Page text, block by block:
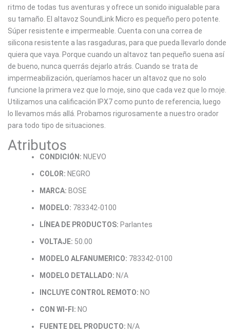
ritmo de todas tus aventuras y ofrece un sonido inigualable para
su tamaño. El altavoz SoundLink Micro es pequeño pero potente.
Súper resistente e impermeable. Cuenta con una correa de
silicona resistente a las rasgaduras, para que pueda llevarlo donde
quiera que vaya. Porque cuando un altavoz tan pequeño suena así
de bueno, nunca querrás dejarlo atrás. Cuando se trata de
impermeabilización, queríamos hacer un altavoz que no solo
funcione la primera vez que lo moje, sino que cada vez que lo moje.
Utilizamos una calificación IPX7 como punto de referencia, luego
lo llevamos más allá. Probamos rigurosamente a nuestro orador
para todo tipo de situaciones.
Atributos
CONDICIÓN: NUEVO
COLOR: NEGRO
MARCA: BOSE
MODELO: 783342-0100
LÍNEA DE PRODUCTOS: Parlantes
VOLTAJE: 50.00
MODELO ALFANUMERICO: 783342-0100
MODELO DETALLADO: N/A
INCLUYE CONTROL REMOTO: NO
CON WI-FI: NO
FUENTE DEL PRODUCTO: N/A